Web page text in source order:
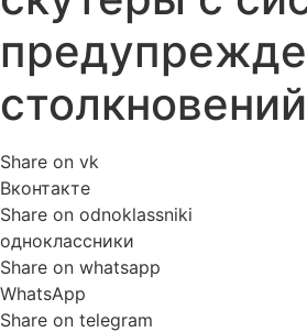
столкновений
Share on vk
Вконтакте
Share on odnoklassniki
одноклассники
Share on whatsapp
WhatsApp
Share on telegram